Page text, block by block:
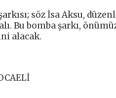
söz İsa Aksu,
Bu bomba şarkı,
alacak.